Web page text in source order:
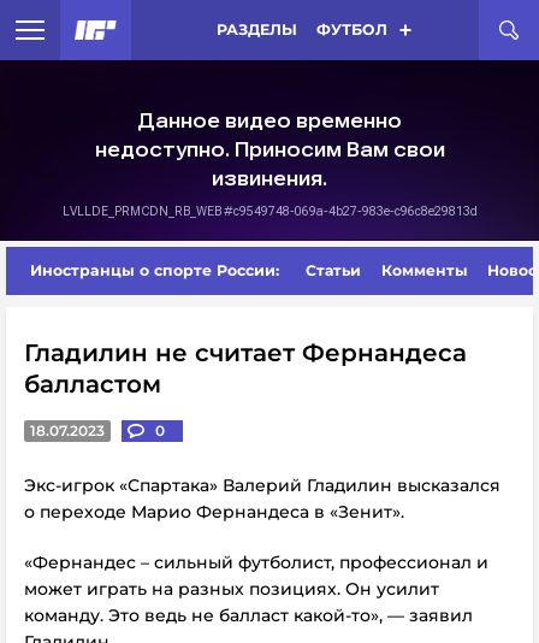
РАЗДЕЛЫ ФУТБОЛ
Иностранцы о спорте России: Статьи Комменты
Гладилин не считает Фернандеса
балластом
18.07.2023 0
Экс-игрок «Спартака» Валерий Гладилин высказался
о переходе Марио Фернандеса в «Зенит».
«Фернандес – сильный футболист, профессионал и
может играть на разных позициях. Он усилит
команду. Это ведь не балласт какой-то», — заявил